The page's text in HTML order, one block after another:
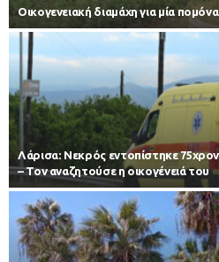
Οικογενειακή διαμάχη για μία
Λάρισα: Νεκρός εντοπίστηκε
– Toν αναζητούσε η οικογένειά του